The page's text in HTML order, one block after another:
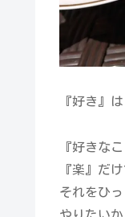
『好き』
『好きな
『楽』だ
それをひ